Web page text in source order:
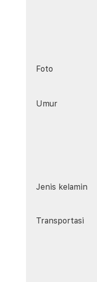
Foto
Umur
Jenis kelamin
Transportasi